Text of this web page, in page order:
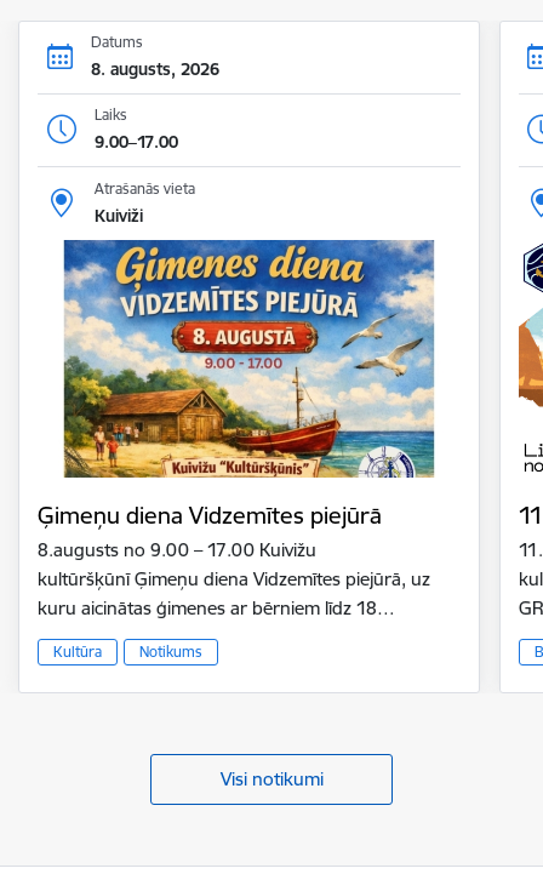
Datums
8. augusts, 2026
Laiks
9.00–17.00
Atrašanās vieta
Kuiviži
Ģimeņu diena Vidzemītes piejūrā
8.augusts no 9.00 – 17.00 Kuivižu
kultūršķūnī Ģimeņu diena Vidzemītes piejūrā, uz
kuru aicinātas ģimenes ar bērniem līdz 18…
Kultūra Notikums
Visi notikumi